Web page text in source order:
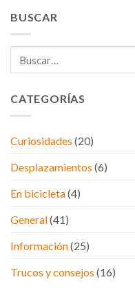
BUSCAR
CATEGORÍAS
Curiosidades (20)
Desplazamientos (6)
En bicicleta(4)
General(41)
Información(25)
Trucos y consejos (16)